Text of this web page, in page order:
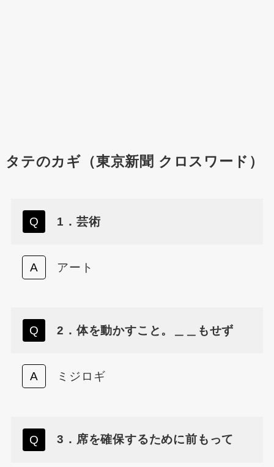
タテのカギ（東京新聞 クロスワード）
1．芸術
アート
2．体を動かすこと。＿＿もせず
ミジロギ
3．席を確保するために前もって